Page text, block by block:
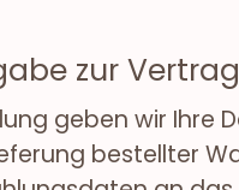
zur
geben wir Ihre
bestellter